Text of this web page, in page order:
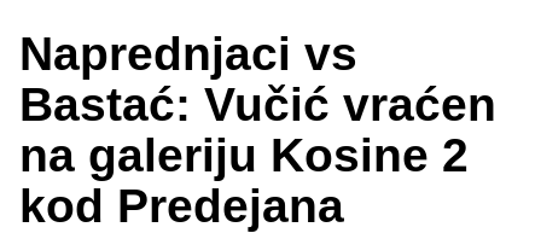
Naprednjaci vs
Bastać: Vučić vraćen
na galeriju Kosine 2
kod Predejana